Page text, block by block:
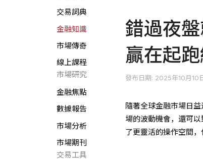
交易詞典
金融知識
市場傳奇
線上課程
市場研究
金融焦點
數據報告
市場分析
市場期刊
交易工具
錯過夜
贏在起
發布日期: 2025年10月10
隨著全球金融市場日
場的波動機會，還可
了更靈活的操作空間，